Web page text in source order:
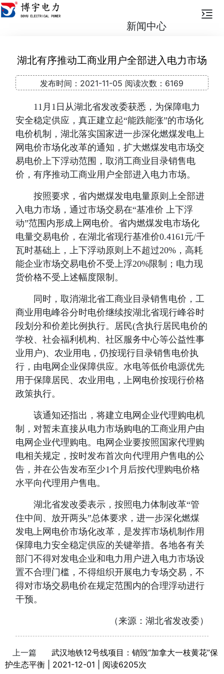
新闻中心
湖北有序推动工商业用户全部进入电力市场
发布时间： 2021-11-05 阅读次数： 6169
11月1日从湖北省发改委获悉，为保障电力
安全稳定供应，真正建立起“能跌能涨”的市场化
电价机制，湖北落实国家进一步深化燃煤发电上
网电价市场化改革的通知，扩大燃煤发电市场交
易电价上下浮动范围，取消工商业目录销售电
价，有序推动工商业用户全部进入电力市场。
按照要求，省内燃煤发电电量原则上全部进
入电力市场，通过市场交易在“基准价 上下浮
动”范围内形成上网电价。省内燃煤发电市场化
电量交易电价，在湖北省现行基准价0.4161元/千
瓦时基础上，上下浮动原则上不超过20%，高耗
能企业市场交易电价不受上浮20%限制；电力现
货价格不受上述幅度限制。
同时，取消湖北省工商业目录销售电价，工
商业用电峰谷分时电价继续按湖北省现行峰谷时
段划分和价差比例执行。居民(含执行居民电价的
学校、社会福利机构、社区服务中心等公益性事
业用户)、农业用电，仍按现行目录销售电价执
行，由电网企业保障供应。水电等低价电源优先
用于保障居民、农业用电，上网电价按现行价格
政策执行。
该通知还指出，将建立电网企业代理购电机
制，对暂未直接从电力市场购电的工商业用户由
电网企业代理购电。电网企业要按照国家代理购
电相关规定，按时发布首次向代理用户售电的公
告，并在公告发布至少1个月后按代理购电价格
水平向代理用户售电。
湖北省发改委表示，按照电力体制改革“管
住中间、放开两头”总体要求，进一步深化燃煤
发电上网电价市场化改革，是发挥市场机制作用
保障电力安全稳定供应的关键举措。各地各有关
部门不得对发电企业和电力用户进入电力市场设
置不合理门槛，不得组织开展电力专场交易，不
得对市场交易电价在规定范围内的合理浮动进行
干预。
（来源：湖北省发改委）
上一篇
武汉地铁12号线项目：销毁“加拿大一枝黄花”保
护生态平衡 | 2021-12-01 | 阅读6205次